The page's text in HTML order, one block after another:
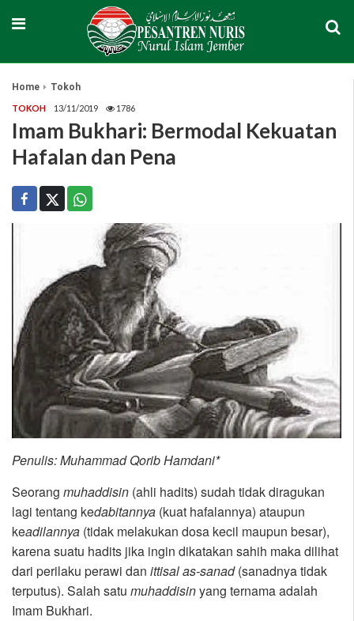
Home Tokoh
TOKOH 13/11/2019 1786
Imam Bukhari: Bermodal Kekuatan
Hafalan dan Pena
Penulis: Muhammad Qorib Hamdani*
Seorang muhaddisin (ahli hadits) sudah tidak diragukan
lagi tentang kedabitannya (kuat hafalannya) ataupun
keadilannya (tidak melakukan dosa kecil maupun besar),
karena suatu hadits jika ingin dikatakan sahih maka dilihat
dari perilaku perawi dan ittisal as-sanad(sanadnya tidak
terputus). Salah satu muhaddisinyang ternama adalah
Imam Bukhari.